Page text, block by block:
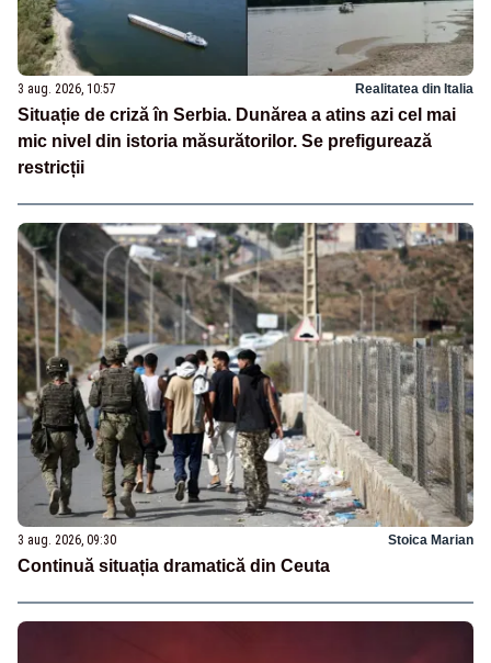
3 aug. 2026, 10:57 Realitatea din Italia
Situație de criză în Serbia. Dunărea a atins azi cel mai
mic nivel din istoria măsurătorilor. Se prefigurează
restricții
3 aug. 2026, 09:30 Stoica Marian
Continuă situația dramatică din Ceuta